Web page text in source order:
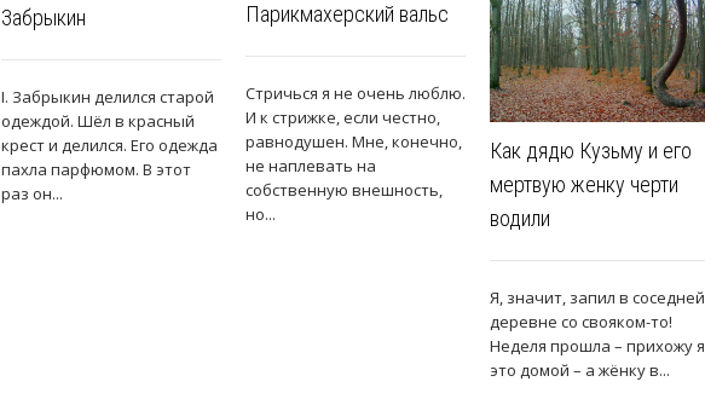
Забрыкин
I. Забрыкин делился старой
одеждой. Шёл в красный
крест и делился. Его одежда
пахла парфюмом. В этот
раз он...
Парикмахерский вальс
Стричься я не очень люблю.
И к стрижке, если честно,
равнодушен. Мне, конечно,
не наплевать на
собственную внешность,
но...
Как дядю Кузьму и его
мертвую женку черти
водили
Я, значит, запил в соседней
деревне со свояком-то!
Неделя прошла – прихожу я
это домой – а жёнку в...